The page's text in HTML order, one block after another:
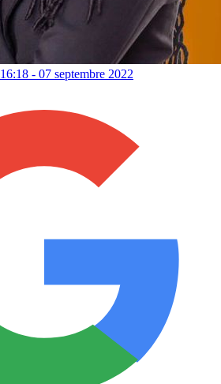
16:18 - 07 septembre 2022